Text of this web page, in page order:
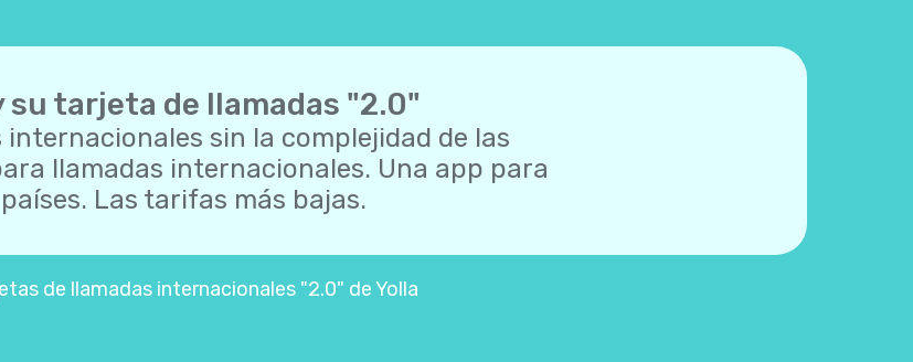
su tarjeta de llamadas "2.0"
internacionales sin la complejidad de las
llamadas internacionales. Una app para
Las tarifas más bajas.
de llamadas internacionales "2.0" de Yolla